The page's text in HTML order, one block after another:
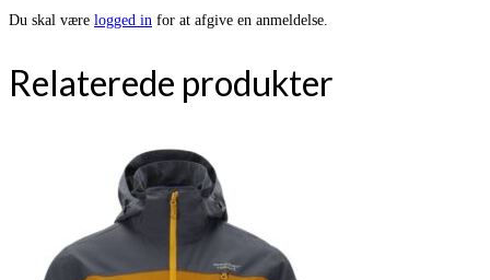
Du skal være logged in for at afgive en anmeldelse.
Relaterede produkter